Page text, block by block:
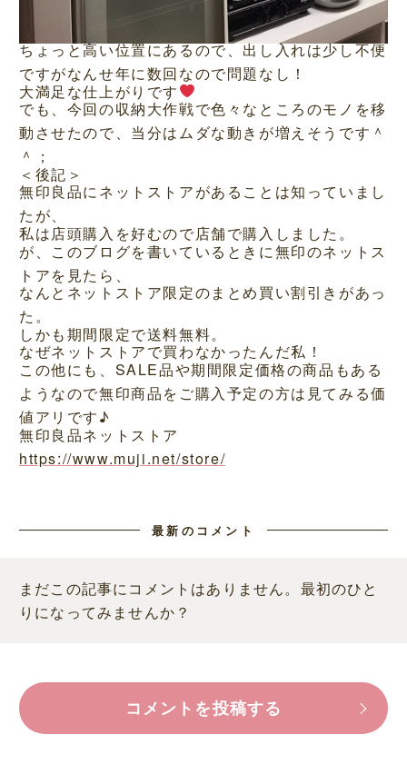
ちょっと高い位置にあるので、出し入れは少し不便
ですがなんせ年に数回なので問題なし！
大満足な仕上がりです
でも、今回の収納大作戦で色々なところのモノを移
動させたので、当分はムダな動きが増えそうです＾
＾；
＜後記＞
無印良品にネットストアがあることは知っていまし
たが、
私は店頭購入を好むので店舗で購入しました。
が、このブログを書いているときに無印のネットス
トアを見たら、
なんとネットストア限定のまとめ買い割引きがあっ
た。
しかも期間限定で送料無料。
なぜネットストアで買わなかったんだ私！
この他にも、SALE品や期間限定価格の商品もある
ようなので無印商品をご購入予定の方は見てみる価
値アリです♪
無印良品ネットストア
https://www.muji.net/store/
最新のコメント
まだこの記事にコメントはありません。最初のひと
りになってみませんか？
コメントを投稿する